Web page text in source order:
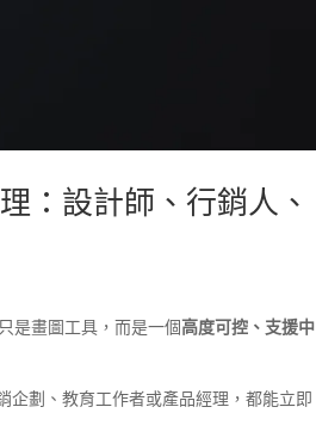
：設計師、行銷人、
是畫圖工具，而是一個高度可控、支援中
企劃、教育工作者或產品經理，都能立即